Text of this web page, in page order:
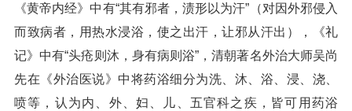
《黄帝内经》中有“其有邪者，渍形以为汗”（对因外邪侵入
而致病者，用热水浸浴，使之出汗，让邪从汗出），《礼
记》中有“头疮则沐，身有病则浴”，清朝著名外治大师吴尚
先在《外治医说》中将药浴细分为洗、沐、浴、浸、浇、
喷等，认为内、外、妇、儿、五官科之疾，皆可用药浴